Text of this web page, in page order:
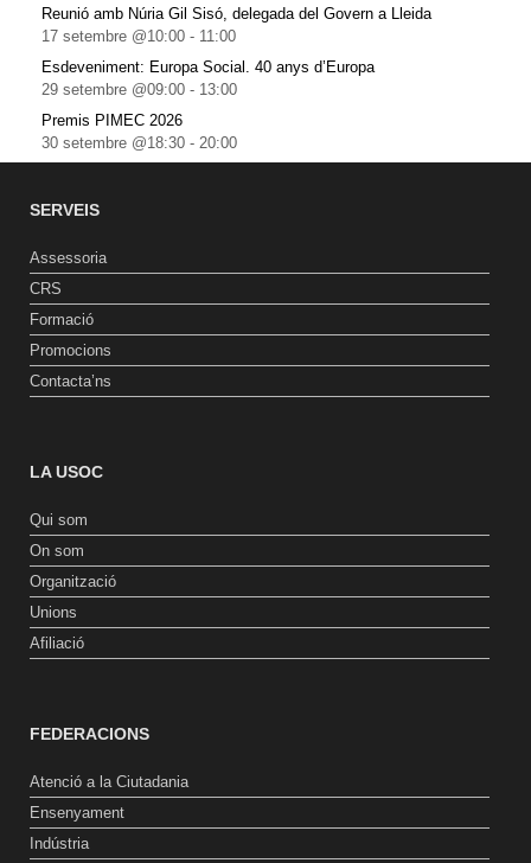
Reunió amb Núria Gil Sisó, delegada del Govern a Lleida
17 setembre @10:00 - 11:00
Esdeveniment: Europa Social. 40 anys d’Europa
29 setembre @09:00 - 13:00
Premis PIMEC 2026
30 setembre @18:30 - 20:00
SERVEIS
Assessoria
CRS
Formació
Promocions
Contacta’ns
LA USOC
Qui som
On som
Organització
Unions
Afiliació
FEDERACIONS
Atenció a la Ciutadania
Ensenyament
Indústria